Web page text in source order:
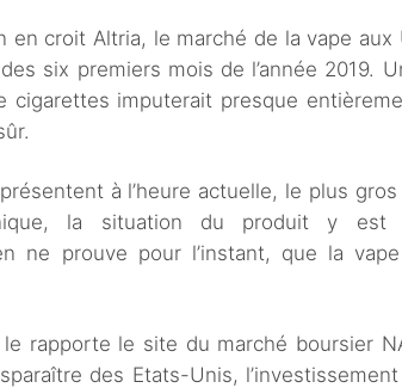
en croit Altria, le marché de la vape
six premiers mois de l’année 2019.
cigarettes imputerait presque
à l’heure actuelle, le plus
la situation du produit y est
ne prouve pour l’instant, que la
rapporte le site du marché boursier
des Etats-Unis, l’investissement